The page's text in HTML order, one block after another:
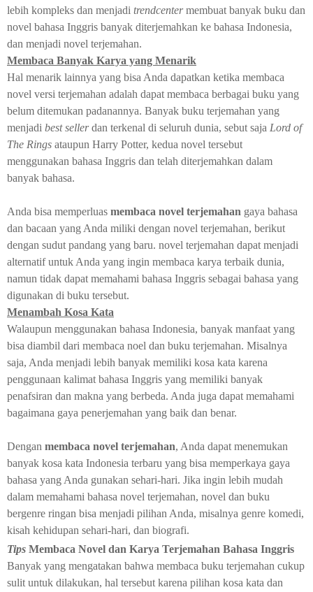
lebih kompleks dan menjadi trendcentermembuat banyak buku dan
novel bahasa Inggris banyak diterjemahkan ke bahasa Indonesia,
dan menjadi novel terjemahan.
Membaca Banyak Karya yang Menarik
Hal menarik lainnya yang bisa Anda dapatkan ketika membaca
novel versi terjemahan adalah dapat membaca berbagai buku yang
belum ditemukan padanannya. Banyak buku terjemahan yang
menjadi best sellerdan terkenal di seluruh dunia, sebut saja Lord of
The Rings ataupun Harry Potter, kedua novel tersebut
menggunakan bahasa Inggris dan telah diterjemahkan dalam
banyak bahasa.
Anda bisa memperluas membaca novel terjemahan gaya bahasa
dan bacaan yang Anda miliki dengan novel terjemahan, berikut
dengan sudut pandang yang baru. novel terjemahan dapat menjadi
alternatif untuk Anda yang ingin membaca karya terbaik dunia,
namun tidak dapat memahami bahasa Inggris sebagai bahasa yang
digunakan di buku tersebut.
Menambah Kosa Kata
Walaupun menggunakan bahasa Indonesia, banyak manfaat yang
bisa diambil dari membaca noel dan buku terjemahan. Misalnya
saja, Anda menjadi lebih banyak memiliki kosa kata karena
penggunaan kalimat bahasa Inggris yang memiliki banyak
penafsiran dan makna yang berbeda. Anda juga dapat memahami
bagaimana gaya penerjemahan yang baik dan benar.
Dengan membaca novel terjemahan, Anda dapat menemukan
banyak kosa kata Indonesia terbaru yang bisa memperkaya gaya
bahasa yang Anda gunakan sehari-hari. Jika ingin lebih mudah
dalam memahami bahasa novel terjemahan, novel dan buku
bergenre ringan bisa menjadi pilihan Anda, misalnya genre komedi,
kisah kehidupan sehari-hari, dan biografi.
Tips Membaca Novel dan Karya Terjemahan Bahasa Inggris
Banyak yang mengatakan bahwa membaca buku terjemahan cukup
sulit untuk dilakukan, hal tersebut karena pilihan kosa kata dan